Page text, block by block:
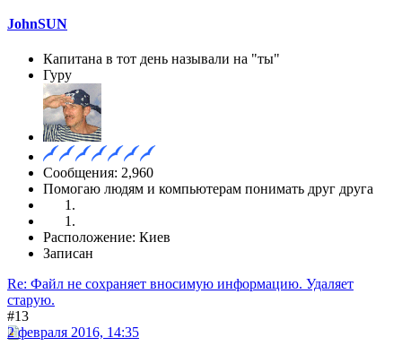
JohnSUN
Капитана в тот день называли на "ты"
Гуру
Сообщения: 2,960
Помогаю людям и компьютерам понимать друг друга
Расположение: Киев
Записан
Re: Файл не сохраняет вносимую информацию. Удаляет
старую.
#13
2 февраля 2016, 14:35